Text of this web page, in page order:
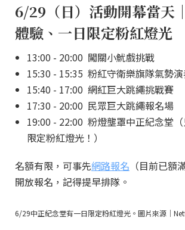
6/29（日）活動開幕當天
體驗、一日限定粉紅燈光
13:00 - 20:00 闖關小魷戲挑戰
15:30 - 15:35 粉紅守衛樂旗隊氣勢
15:40 - 17:00 網紅巨大跳繩挑戰賽
17:30 - 20:00 民眾巨大跳繩報名場
19:00 - 22:00 粉燈壟罩中正紀念堂
限定粉紅燈光！）
名額有限，可事先網路報名 （目前已額
開放報名，記得提早排隊。
6/29中正紀念堂有一日限定粉紅燈光。圖片來源｜